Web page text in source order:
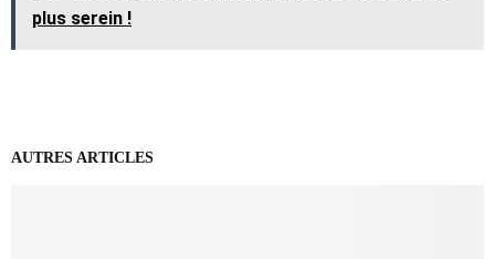
plus serein !
AUTRES ARTICLES